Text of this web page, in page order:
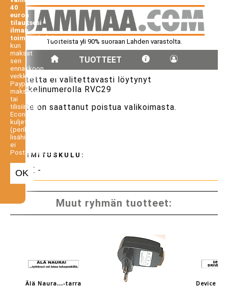
Tuotteista yli 90% suoraan Lahden varastolta.
TUOTTEET
40
euron
tilauksesi
ilman
toimituskuluja,
kun
maksat
sen
ennakkoon
verkkopankista,
Paypal-
maksuna
tai
tilisiirtona.
Economy-
kuljetus
(perilletoimitus
lisähintaan,
ei
Postiennakko).
OK
Tuotetta ei valitettavasti löytynyt
artikkelinumerolla RVC29
Tuote on saattanut poistua valikoimasta.
TOIMITUSKULU:
0.00 € -
Muut ryhmän tuotteet:
Älä Naura...-tarra Device